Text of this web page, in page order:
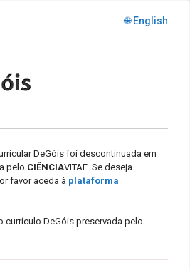
🌐 English
DeGóis foi descontinuada em
pelo CIÊNCIAVITAE. Se deseja
favor aceda à plataforma
currículo DeGóis preservada pelo